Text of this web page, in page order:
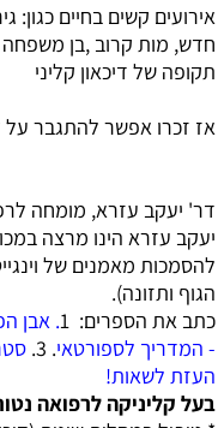
אירועים קשים בחיים כגון:
חדש, מות קרוב ,בן משפחה
תקופה של דיכאון קליני
אז זכרו אפשר להתגבר על
דר' יעקב עזרא, מומחה
יעקב עזרא הינו מרצה
להסמכות מאמנים של
הגוף ותזונה).
כתב את הספרים:
. אבן
- המדריך לספורטאי. 3.
העזת לשאות!
בעל קליניקה לרפואה